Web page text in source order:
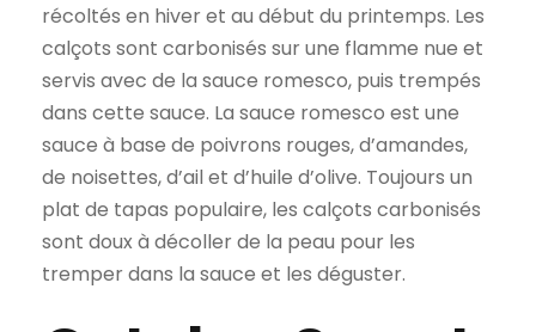
récoltés en hiver et au début du printemps. Les
calçots sont carbonisés sur une flamme nue et
servis avec de la sauce romesco, puis trempés
dans cette sauce. La sauce romesco est une
sauce à base de poivrons rouges, d’amandes,
de noisettes, d’ail et d’huile d’olive. Toujours un
plat de tapas populaire, les calçots carbonisés
sont doux à décoller de la peau pour les
tremper dans la sauce et les déguster.